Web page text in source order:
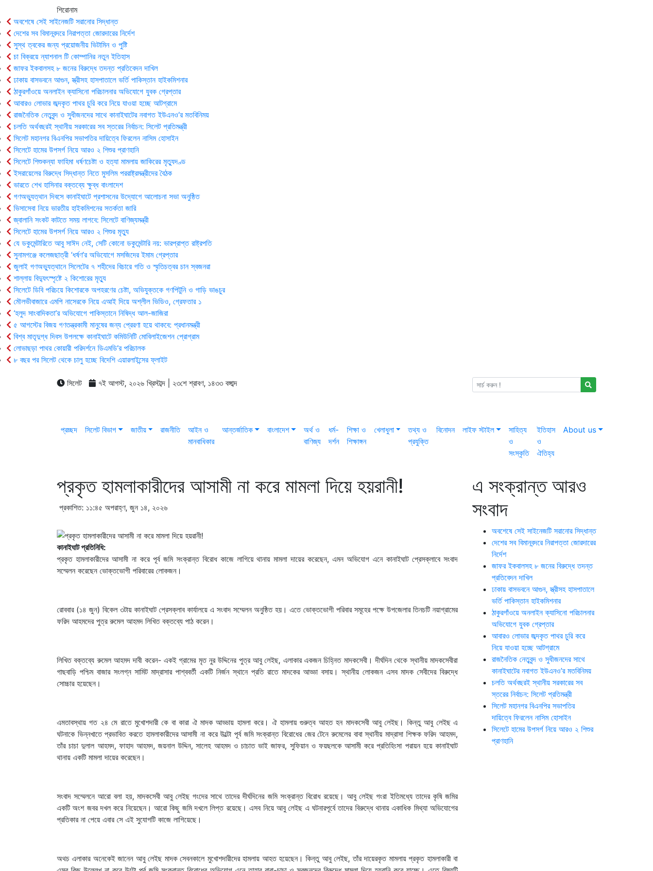
শিরোনাম
অবশেষে সেই সাইনেজটি সরানোর সিদ্ধান্ত
দেশের সব বিমানবন্দরে নিরাপত্তা জোরদারের নির্দেশ
সুস্থ ত্বকের জন্য প্রয়োজনীয় ভিটামিন ও পুষ্টি
চা বিক্রয়ে ন্যাশনাল টি কোম্পানির নতুন ইতিহাস
জাফর ইকবালসহ ৮ জনের বিরুদ্ধে তদন্ত প্রতিবেদন দাখিল
ঢাকায় বাসভবনে আগুন, স্ত্রীসহ হাসপাতালে ভর্তি পাকিস্তান হাইকমিশনার
ঠাকুরগাঁওয়ে অনলাইন ক্যাসিনো পরিচালনার অভিযোগে যুবক গ্রেপ্তার
আবারও লোভার জব্দকৃত পাথর চুরি করে নিয়ে যাওয়া হচ্ছে আটগ্রামে
রাজনৈতিক নেতৃবৃন্দ ও সুধীজনদের সাথে কানাইঘাটের নবাগত ইউএনও’র মতবিনিময়
চলতি অর্থবছরই স্থানীয় সরকারের সব স্তরের নির্বাচন: সিলেট প্রতিমন্ত্রী
সিলেট মহানগর বিএনপির সভাপতির দায়িত্বে ফিরলেন নাসিম হোসাইন
সিলেটে হামের উপসর্গ নিয়ে আরও ২ শিশুর প্রাণহানি
সিলেটে শিশুকন্যা ফাহিমা ধর্ষণচেষ্টা ও হত্যা মামলায় জাকিরের মৃত্যুদণ্ড
ইসরায়েলের বিরুদ্ধে সিদ্ধান্ত নিতে মুসলিম পররাষ্ট্রমন্ত্রীদের বৈঠক
ভারতে শেখ হাসিনার বক্তব্যে ক্ষুব্ধ বাংলাদেশ
গণঅভ্যুত্থান দিবসে কানাইঘাটে প্রশাসনের উদ্যোগে আলোচনা সভা অনুষ্ঠিত
ভিসাসেবা নিয়ে ভারতীয় হাইকমিশনের সতর্কতা জারি
জ্বালানি সংকট কাটতে সময় লাগবে: সিলেটে বাণিজ্যমন্ত্রী
সিলেটে হামের উপসর্গ নিয়ে আরও ২ শিশুর মৃত্যু
যে ডকুমেন্টারিতে আবু সাঈদ নেই, সেটি কোনো ডকুমেন্টারি নয়: ভারপ্রাপ্ত রাষ্ট্রপতি
সুনামগঞ্জে কলেজছাত্রী ‘ধর্ষণ’র অভিযোগে মসজিদের ইমাম গ্রেপ্তার
জুলাই গণঅভ্যুত্থানে সিলেটের ৭ শহীদের বিচারে গতি ও স্মৃতিচত্বর চান স্বজনরা
শাল্লায় বিদ্যুৎস্পৃষ্টে ২ কিশোরের মৃত্যু
সিলেটে ডিবি পরিচয়ে কিশোরকে অপহরণের চেষ্টা, অভিযুক্তকে গণপিটুনি ও গাড়ি ভাঙচুর
মৌলভীবাজারে এমপি নাসেরকে নিয়ে এআই দিয়ে অশ্লীল ভিডিও, গ্রেফতার ১
‘হলুদ সাংবাদিকতা’র অভিযোগে পাকিস্তানে নিষিদ্ধ আল-জাজিরা
৫ আগস্টের বিজয় গণতন্ত্রকামী মানুষের জন্য প্রেরণা হয়ে থাকবে: প্রধানমন্ত্রী
বিশ্ব মাতৃদুগ্ধ দিবস উপলক্ষে কানাইঘাটে কমিউনিটি মোবিলাইজেশন প্রোগ্রাম
লোভাছড়া পাথর কোয়ারী পরিদর্শনে ডিএমডি’র পরিচালক
৮ বছর পর সিলেট থেকে চালু হচ্ছে বিদেশি এয়ারলাইন্সের ফ্লাইট
সিলেট ৭ই আগস্ট, ২০২৬ খ্রিস্টাব্দ | ২৩শে শ্রাবণ, ১৪৩৩ বঙ্গাব্দ
প্রচ্ছদ সিলেট বিভাগ জাতীয় রাজনীতি
আইন ও
মানবাধিকার
আন্তর্জাতিক বাংলাদেশ
অর্থ ও
বাণিজ্য
ধর্ম-
দর্শন
শিক্ষা ও
শিক্ষাঙ্গন
খেলাধুলা
তথ্য ও
প্রযুক্তি
বিনোদন লাইফ স্টাইল
সাহিত্য
ও
সংস্কৃতি
ইতিহাস
ও
ঐতিহ্য
About us
প্রকৃত হামলাকারীদের আসামী না করে মামলা দিয়ে হয়রানী!
প্রকাশিত: ১১:৪৫ অপরাহ্ণ, জুন ১৪, ২০২৬
কানাইঘাট প্রতিনিধি:
প্রকৃত হামলাকারীদের আসামী না করে পূর্ব জমি সংক্রান্ত বিরোধ কাজে লাগিয়ে থানায় মামলা দায়ের করেছেন, এমন অভিযোগ এনে কানাইঘাট প্রেসক্লাবে সংবাদ
সম্মেলন করেছেন ভোক্তভোগী পরিবারের লোকজন।
রোববার (১৪ জুন) বিকেল ৩টায় কানাইঘাট প্রেসক্লাব কার্যালয়ে এ সংবাদ সম্মেলন অনুষ্ঠিত হয়। এতে ভোক্তভোগী পরিবার সমূহের পক্ষে উপজেলার তিনচটি নয়াগ্রামের
ফরিদ আহমদের পুত্র রুমেল আহমদ লিখিত বক্তব্যে পাঠ করেন।
লিখিত বক্তব্যে রুমেল আহমদ দাবী করেন- একই গ্রামের মৃত নুর উদ্দিনের পুত্র আবু লেইছ, এলাকার একজন চিহ্নিত মাদকসেবী। দীর্ঘদিন থেকে স্থানীয় মাদকসেবীরা
গাছবাড়ি পশ্চিম বাজার সংলগ্ন সামিট মাদ্রাসার পাশ্ববর্তী একটি নির্জন স্থানে প্রতি রাতে মাদকের আড্ডা বসায়। স্থানীয় লোকজন এসব মাদক সেবীদের বিরুদ্ধে
সোচ্চার হয়েছেন।
এমতাবস্থায় গত ২৪ মে রাতে মুখোশদারী কে বা কারা ঐ মাদক আড্ডায় হামলা করে। ঐ হামলায় গুরুত্ব আহত হন মাদকসেবী আবু লেইছ। কিন্তু আবু লেইছ এ
ঘটনাকে ভিন্নখাতে প্রভাবিত করতে হামলাকারীদের আসামী না করে উল্টো পূর্ব জমি সংক্রান্ত বিরোধের জের টেনে রুমেলের বাবা স্থানীয় মাদ্রাসা শিক্ষক ফরিদ আহমদ,
তাঁর চাচা দুলাল আহমদ, ফাহাদ আহমদ, জয়নাল উদ্দিন, সালেহ আহমদ ও চাচাত ভাই জাফর, সুফিয়ান ও ফয়ছলকে আসামী করে প্রতিহিংসা পরায়ন হয়ে কানাইঘাট
থানায় একটি মামলা দায়ের করেছেন।
সংবাদ সম্মেলনে আরো বলা হয়, মাদকসেবী আবু লেইছ গংদের সাথে তাদের দীর্ঘদিনের জমি সংক্রান্ত বিরোধ রয়েছে। আবু লেইছ গংরা ইতিমধ্যে তাদের কৃষি জমির
একটি অংশ জবর দখল করে নিয়েছেন। আরো কিছু জমি দখলে লিপ্ত রয়েছে। এসব নিয়ে আবু লেইছ এ ঘটনারপূর্বে তাদের বিরুদ্ধে থানায় একাধিক মিথ্যা অভিযোগের
প্রতিকার না পেয়ে এবার সে এই সুযোগটি কাজে লাগিয়েছে।
অথচ এলাকার অনেকেই জানেন আবু লেইছ মাদক সেবনকালে মুখোশদারীদের হামলায় আহত হয়েছেন। কিন্তু আবু লেইছ, তাঁর দায়েরকৃত মামলায় প্রকৃত হামলাকারী বা
এ সংক্রান্ত আরও
সংবাদ
অবশেষে সেই সাইনেজটি সরানোর সিদ্ধান্ত
দেশের সব বিমানবন্দরে নিরাপত্তা জোরদারের
নির্দেশ
জাফর ইকবালসহ ৮ জনের বিরুদ্ধে তদন্ত
প্রতিবেদন দাখিল
ঢাকায় বাসভবনে আগুন, স্ত্রীসহ হাসপাতালে
ভর্তি পাকিস্তান হাইকমিশনার
ঠাকুরগাঁওয়ে অনলাইন ক্যাসিনো পরিচালনার
অভিযোগে যুবক গ্রেপ্তার
আবারও লোভার জব্দকৃত পাথর চুরি করে
নিয়ে যাওয়া হচ্ছে আটগ্রামে
রাজনৈতিক নেতৃবৃন্দ ও সুধীজনদের সাথে
কানাইঘাটের নবাগত ইউএনও’র মতবিনিময়
চলতি অর্থবছরই স্থানীয় সরকারের সব
স্তরের নির্বাচন: সিলেট প্রতিমন্ত্রী
সিলেট মহানগর বিএনপির সভাপতির
দায়িত্বে ফিরলেন নাসিম হোসাইন
সিলেটে হামের উপসর্গ নিয়ে আরও ২ শিশুর
প্রাণহানি